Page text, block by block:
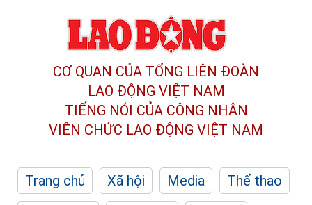
CƠ QUAN CỦA TỔNG LIÊN ĐOÀN
LAO ĐỘNG VIỆT NAM
TIẾNG NÓI CỦA CÔNG NHÂN
VIÊN CHỨC LAO ĐỘNG VIỆT NAM
Trang chủ Xã hội Media
Thể thao